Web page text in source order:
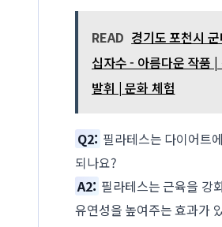
READ 경기도 포천시
십자수 - 아름다운 작품 |
발휘 | 문화 체험
Q2: 필라테스는 다이어트
되나요?
A2: 필라테스는 근육을 강
유연성을 높여주는 효과가